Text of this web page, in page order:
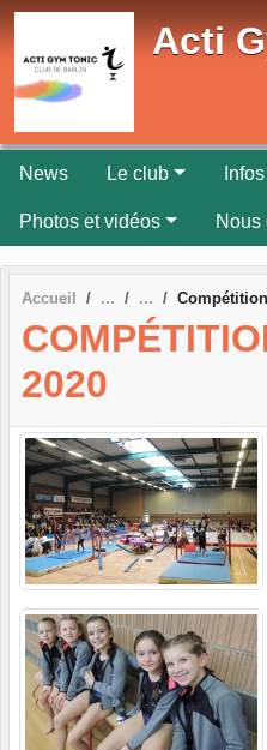
Acti
News Le club
Photos et vidéos Nous
Accueil
2020
Panneau de gestion des cookies